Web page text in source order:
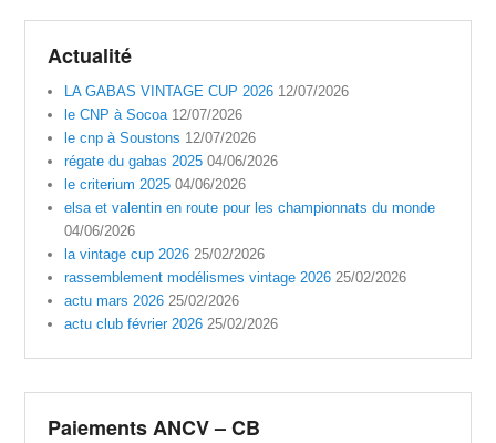
Actualité
LA GABAS VINTAGE CUP 2026 12/07/2026
le CNP à Socoa 12/07/2026
le cnp à Soustons 12/07/2026
régate du gabas 2025 04/06/2026
le criterium 2025 04/06/2026
elsa et valentin en route pour les championnats du monde
04/06/2026
la vintage cup 2026 25/02/2026
rassemblement modélismes vintage 2026 25/02/2026
actu mars 2026 25/02/2026
actu club février 2026 25/02/2026
Paiements ANCV – CB